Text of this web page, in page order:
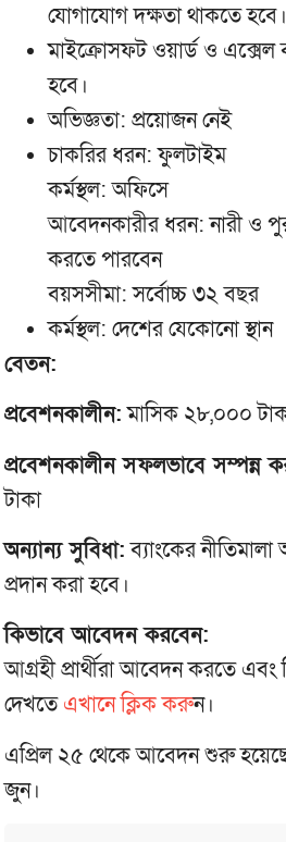
যোগাযোগ দক্ষতা থাকতে হবে।
মাইক্রোসফট ওয়ার্ড ও এক্সেল
হবে।
অভিজ্ঞতা: প্রয়োজন নেই
চাকরির ধরন: ফুলটাইম
কর্মস্থল: অফিসে
আবেদনকারীর ধরন: নারী ও
করতে পারবেন
বয়সসীমা: সর্বোচ্চ ৩২ বছর
কর্মস্থল: দেশের যেকোনো স্থান
বেতন:
প্রবেশনকালীন:মাসিক ২৮,০০০
প্রবেশনকালীন সফলভাবে সম্পন্ন
টাকা
অন্যান্য সুবিধা:ব্যাংকের
প্রদান করা হবে।
কিভাবে আবেদন করবেন:
আগ্রহী প্রার্থীরা আবেদন করতে এবং
দেখতেএখানে ক্লিক করুন।
এপ্রিল ২৫ থেকে আবেদন শুরু
জুন।